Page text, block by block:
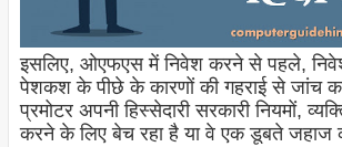
इसलिए, ओएफएस में निवेश करने से पहले,
पेशकश के पीछे के कारणों की गहराई से जांच
प्रमोटर अपनी हिस्सेदारी सरकारी नियमों,
करने के लिए बेच रहा है या वे एक डूबते जहाज